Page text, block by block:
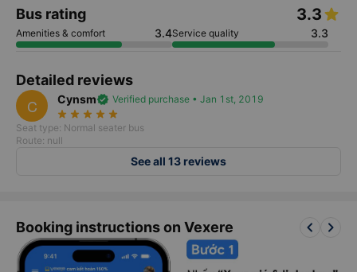
Bus rating 3.3
Amenities & comfort 3.4Service quality 3.3
Detailed reviews
C Cynsmverified Verified purchase • Jan 1st, 2019
star_rate star_rate star_rate star_rate star_rate
Seat type: Normal seater bus
Route: null
See all 13 reviews
Booking instructions on Vexere keyboard_arrow_left keyboard_arrow_right